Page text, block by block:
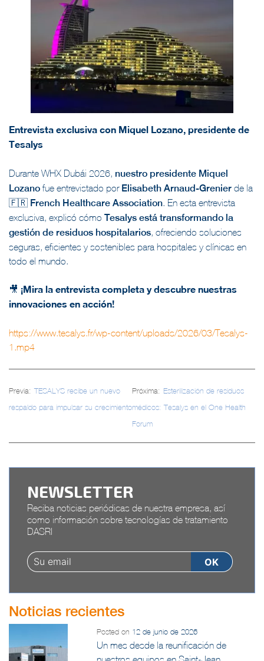
Entrevista exclusiva con Miquel Lozano, presidente de
Tesalys
Durante WHX Dubái 2026, nuestro presidente Miquel
Lozano fue entrevistado por Elisabeth Arnaud-Grenier de la
🇫🇷 French Healthcare Association. En esta entrevista
exclusiva, explicó cómo Tesalys está transformando la
gestión de residuos hospitalarios, ofreciendo soluciones
seguras, eficientes y sostenibles para hospitales y clínicas en
todo el mundo.
🎥 ¡Mira la entrevista completa y descubre nuestras
innovaciones en acción!
https://www.tesalys.fr/wp-content/uploads/2026/03/Tesalys-
1.mp4
de
Previa: TESALYS recibe un nuevo
respaldo para impulsar su crecimiento
Próxima: Esterilización de residuos
médicos: Tesalys en el One Health
Forum
NEWSLETTER
Reciba noticias periódicas de nuestra empresa, así
como información sobre tecnologías de tratamiento
DASRI
Noticias recientes
Posted on 12 de junio de 2026
Un mes desde la reunificación de